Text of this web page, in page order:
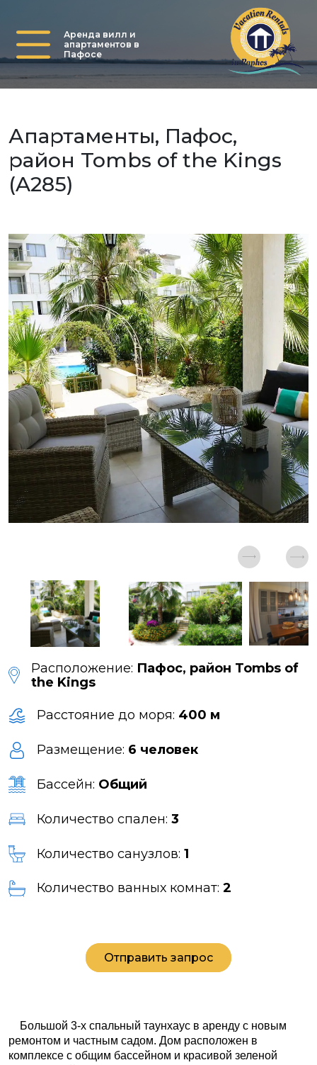
Аренда вилл и
апартаментов в
Пафосе
Апартаменты, Пафос,
район Tombs of the Kings
(A285)
Расположение: Пафос, район Tombs of
the Kings
Расстояние до моря: 400 м
Размещение: 6 человек
Бассейн: Общий
Количество спален: 3
Количество санузлов: 1
Количество ванных комнат: 2
Отправить запрос
Большой 3-х спальный таунхаус в аренду с новым
ремонтом и частным садом. Дом расположен в
комплексе с общим бассейном и красивой зеленой